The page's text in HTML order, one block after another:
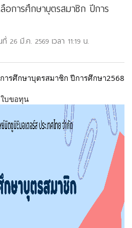
อการศึกษาบุตรสมาชิก ปีการ
26 มี.ค. 2569 เวลา 11:19 น.
ารศึกษาบุตรสมาชิก ปีการศึกษา2568
ใบขอทุน